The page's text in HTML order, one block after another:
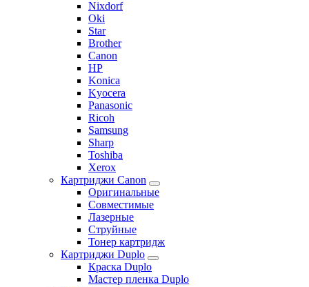
Nixdorf
Oki
Star
Brother
Canon
HP
Konica
Kyocera
Panasonic
Ricoh
Samsung
Sharp
Toshiba
Xerox
Картриджи Canon
Оригинальные
Совместимые
Лазерные
Струйные
Тонер картридж
Картриджи Duplo
Краска Duplo
Мастер пленка Duplo